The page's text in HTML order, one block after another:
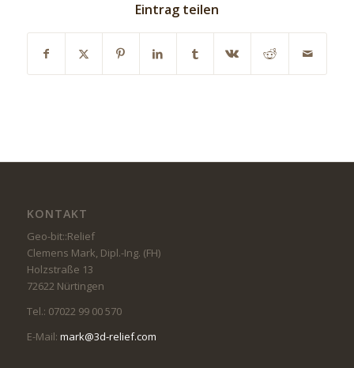
Eintrag teilen
KONTAKT
Geo-bit::Relief
Clemens Mark, Dipl.-Ing. (FH)
Holzstraße 13
72622 Nürtingen
Tel.: 07022 99 00 570
E-Mail: mark@3d-relief.com